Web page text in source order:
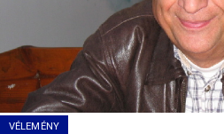
VÉLEMÉNY